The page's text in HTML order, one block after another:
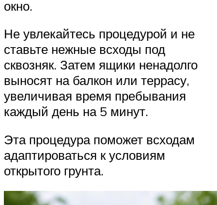
окно.
Не увлекайтесь процедурой и не
ставьте нежные всходы под
сквозняк. Затем ящики ненадолго
выносят на балкон или террасу,
увеличивая время пребывания
каждый день на 5 минут.
Эта процедура поможет всходам
адаптироваться к условиям
открытого грунта.